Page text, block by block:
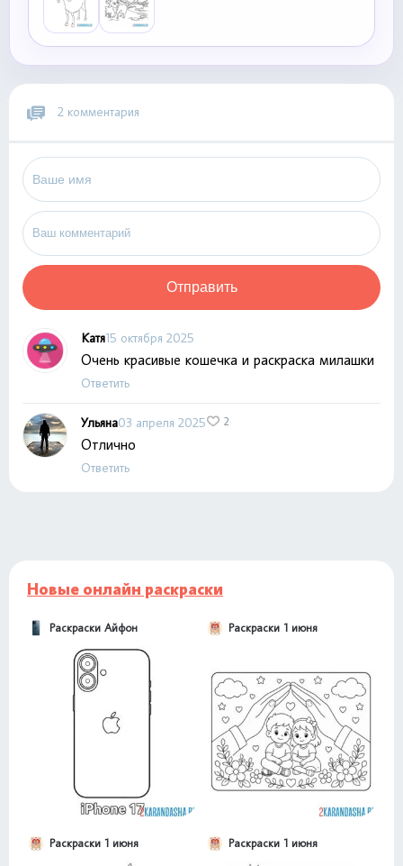
2 комментария
Отправить
Катя15 октября 2025
Очень красивые кошечка и раскраска милашки
Ответить
Ульяна03 апреля 2025 2
Отлично
Ответить
Новые онлайн раскраски
Раскраски Айфон Раскраски 1 июня
Раскраски 1 июня Раскраски 1 июня